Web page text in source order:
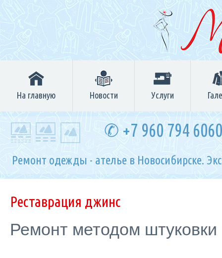
На главную Новости Услуги
✆ +7 960 794 6060
Ремонт одежды - ателье в Новосибирске.
Реставрация джинс
Ремонт методом штуковки